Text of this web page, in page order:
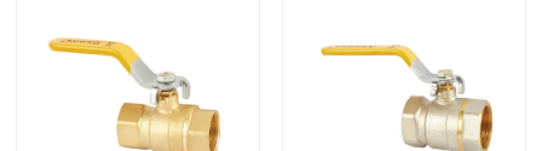
Válvula de ángulo de cobre amarillo
Válvula de bola de latón